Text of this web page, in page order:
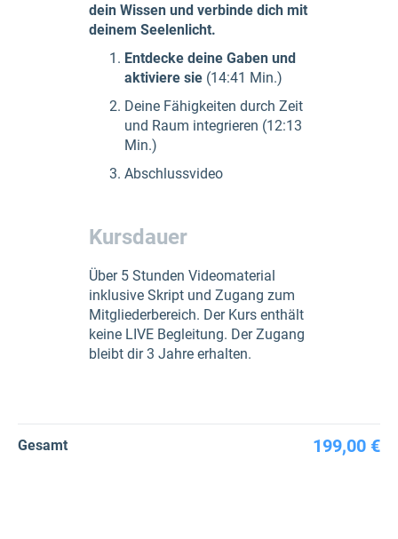
dein Wissen und verbinde dich mit
deinem Seelenlicht.
Entdecke deine Gaben und
aktiviere sie (14:41 Min.)
Deine Fähigkeiten durch Zeit
und Raum integrieren (12:13
Min.)
Abschlussvideo
Kursdauer
Über 5 Stunden Videomaterial
inklusive Skript und Zugang zum
Mitgliederbereich. Der Kurs enthält
keine LIVE Begleitung. Der Zugang
bleibt dir 3 Jahre erhalten.
Gesamt 199,00 €